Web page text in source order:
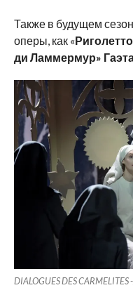
Также в будущем
оперы, как «
ди Ламмермур»
DIALOGUES DES